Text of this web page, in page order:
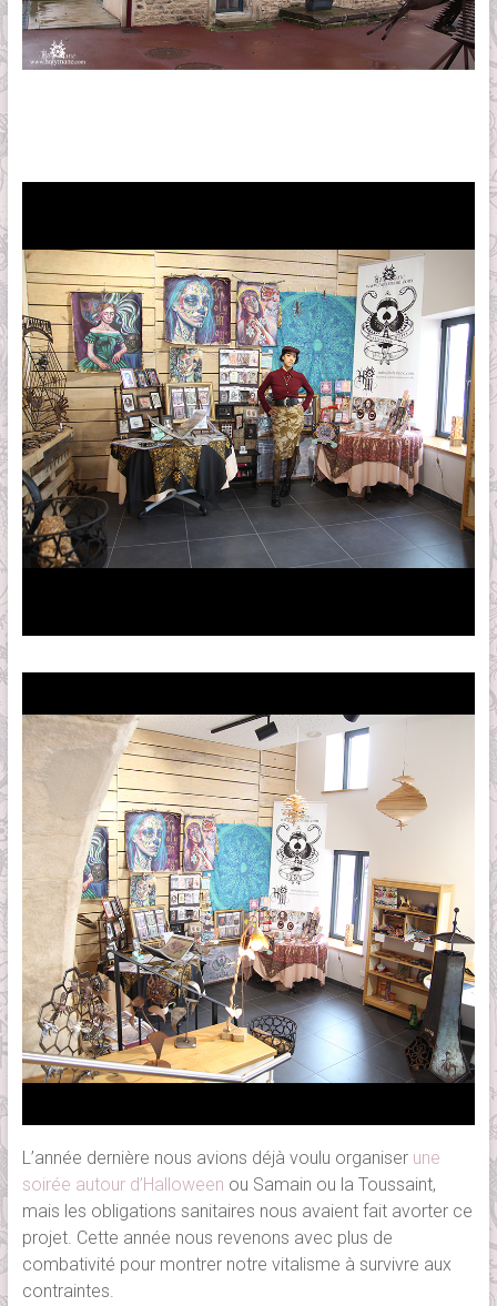
L’année dernière nous avions déjà voulu organiser une
soirée autour d’Halloween ou Samain ou la Toussaint,
mais les obligations sanitaires nous avaient fait avorter ce
projet. Cette année nous revenons avec plus de
combativité pour montrer notre vitalisme à survivre aux
contraintes.